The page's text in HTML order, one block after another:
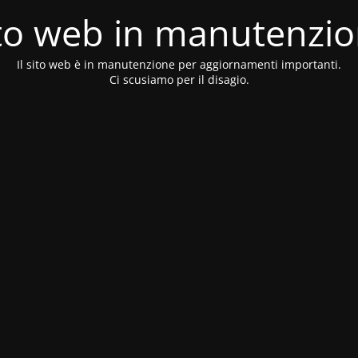
web in
Il sito web è in manutenzione per aggiornamenti importanti.
Ci scusiamo per il disagio.